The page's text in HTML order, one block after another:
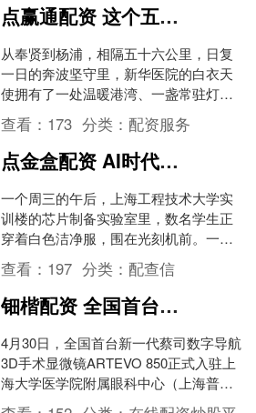
点赢通配资 这个五一，致敬奋斗者！新华医院奉贤院区“员工加油站”温暖启幕
从奉贤到杨浦，相隔五十六公里，日复
一日的奔波坚守里，新华医院的白衣天
使拥有了一处温暖港湾、一盏常驻灯
火。 4月30日，五一国际劳动节来临之
际，上海交通大学医学院....
查看： 173 分类：配资服务
点金盒配资 AI时代还要“满手泥”？上海工程技术大学：是的，劳动教育要回归本真模样
一个周三的午后，上海工程技术大学实
训楼的芯片制备实验室里，数名学生正
穿着白色洁净服，围在光刻机前。一名
女生小心翼翼地用镊子夹起一片硅片，
对准掩膜版，缓缓放入光刻....
查看： 197 分类：配查信
钿楷配资 全国首台！蔡司数字导航3D手术显微镜ARTEVO 850落户上海普瑞眼科
4月30日，全国首台新一代蔡司数字导航
3D手术显微镜ARTEVO 850正式入驻上
海大学医学院附属眼科中心（上海普瑞
眼科医院），医院数字化3D手术中心完